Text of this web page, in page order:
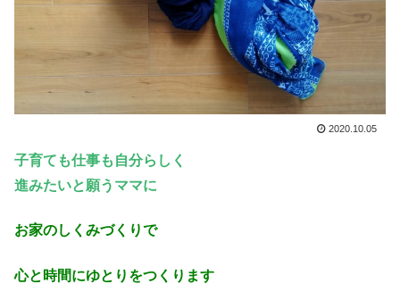
2020.10.05
子育ても仕事も自分らしく
進みたいと願うママに
お家のしくみづくりで
心と時間にゆとり をつくります